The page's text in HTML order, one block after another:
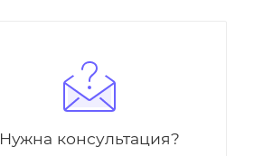
Нужна консультация?